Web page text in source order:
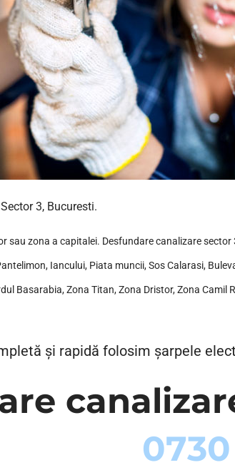
3, Bucuresti.
sau zona a capitalei. Desfundare canalizare
Iancului, Piata muncii, Sos Calarasi,
Basarabia, Zona Titan, Zona Dristor, Zona
și rapidă folosim șarpele
0730